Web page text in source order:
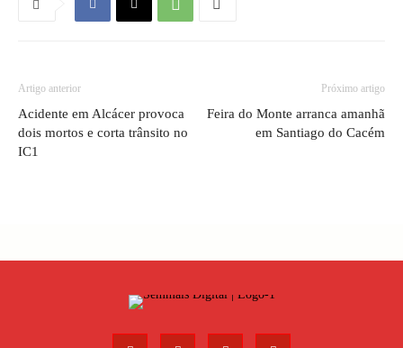
Artigo anterior
Acidente em Alcácer provoca
dois mortos e corta trânsito no
IC1
Próximo artigo
Feira do Monte arranca amanhã
em Santiago do Cacém